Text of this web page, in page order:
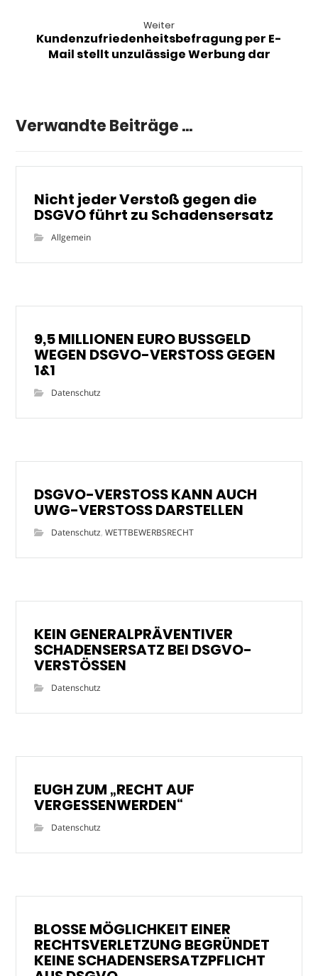
Weiter
Kundenzufriedenheitsbefragung per E-
Mail stellt unzulässige Werbung dar
Verwandte Beiträge ...
Nicht jeder Verstoß gegen die
DSGVO führt zu Schadensersatz
Allgemein
9,5 MILLIONEN EURO BUSSGELD
WEGEN DSGVO-VERSTOSS GEGEN
1&1
Datenschutz
DSGVO-VERSTOSS KANN AUCH
UWG-VERSTOSS DARSTELLEN
Datenschutz,WETTBEWERBSRECHT
KEIN GENERALPRÄVENTIVER
SCHADENSERSATZ BEI DSGVO-
VERSTÖSSEN
Datenschutz
EUGH ZUM „RECHT AUF
VERGESSENWERDEN“
Datenschutz
BLOSSE MÖGLICHKEIT EINER
RECHTSVERLETZUNG BEGRÜNDET
KEINE SCHADENSERSATZPFLICHT